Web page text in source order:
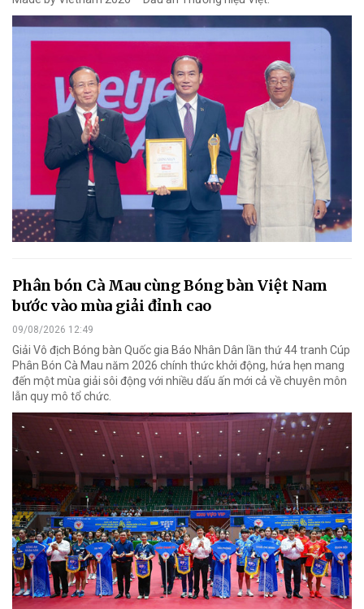
Phân bón Cà Mau cùng Bóng bàn Việt Nam
bước vào mùa giải đỉnh cao
09/08/2026 12:49
Giải Vô địch Bóng bàn Quốc gia Báo Nhân Dân lần thứ 44 tranh Cúp
Phân Bón Cà Mau năm 2026 chính thức khởi động, hứa hẹn mang
đến một mùa giải sôi động với nhiều dấu ấn mới cả về chuyên môn
lẫn quy mô tổ chức.